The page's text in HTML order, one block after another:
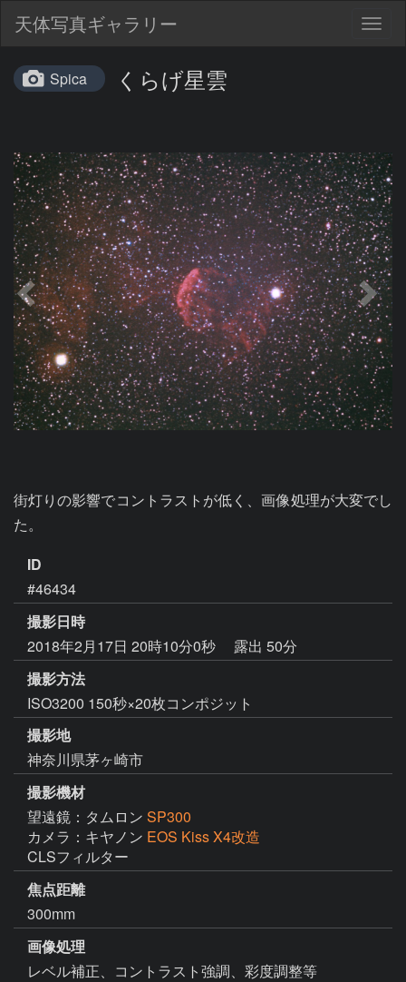
天体写真ギャラリー
Spica くらげ星雲
街灯りの影響でコントラストが低く、画像処理が大変でし
た。
ID
#46434
撮影日時
2018年2月17日 20時10分0秒
露出 50分
撮影方法
ISO3200 150秒×20枚コンポジット
撮影地
神奈川県茅ヶ崎市
撮影機材
望遠鏡：タムロン SP300
カメラ：キヤノン EOS Kiss X4改造
CLSフィルター
焦点距離
300mm
画像処理
レベル補正、コントラスト強調、彩度調整等